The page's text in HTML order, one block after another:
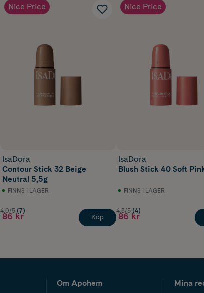
Nice Price
IsaDora
Contour Stick 32 Beige
Neutral 5,5g
FINNS I LAGER
4.0/5 (7)
86 kr Köp
Nice Price
IsaDora
Blush Stick 40 Soft
FINNS I LAGER
4.8/5 (4)
86 kr
Om Apohem Mina